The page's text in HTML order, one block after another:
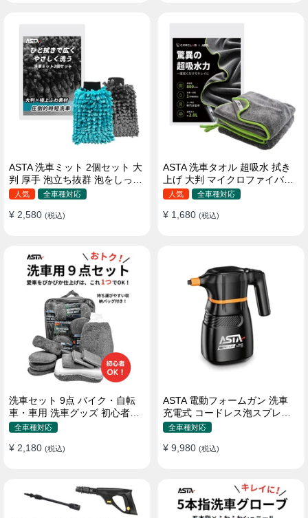
ASTA 洗車ミット 2個セット 大
判 厚手 泡立ち抜群 泡をしっか
りキープ 洗車スポンジ マイ
傷つきにくい ボディ ガラス ホ
人気 全車種対応
¥ 2,580 (税込)
ASTA 洗車タオル 超吸水 拭き
上げ 大判 マイクロファイバー
クロス プロ仕様 水拭き 窓拭き
ない 撥水 厚手 両面 大型 洗車
人気 全車種対応
¥ 1,680 (税込)
洗車セット 9点 バイク・自転
車・車用 洗車グッズ 初心者向
け 洗車ブラシ スポンジ タオル
ス用スポンジ 高級洗車道具 乾
全車種対応
¥ 2,180 (税込)
ASTA 電動フォームガン 洗車
充電式 コードレス泡スプレー
高圧対応 充電式フォームスプ
強力泡立ち (コピー)
全車種対応
¥ 9,980 (税込)